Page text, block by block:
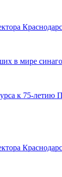
в мире
к 75-